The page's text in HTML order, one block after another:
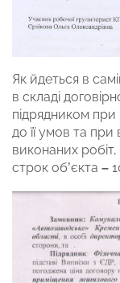
Як йдеться в
в складі
підрядником при
до її умов та
виконаних
строк об’єкта –